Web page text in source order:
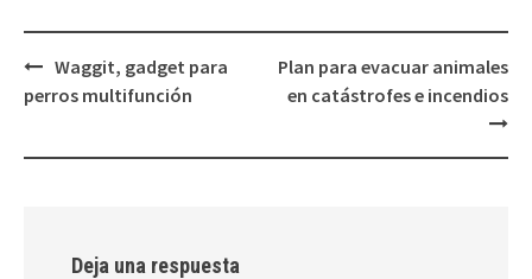
Navegación
de
Waggit, gadget para
perros multifunción
Plan para evacuar animales
en catástrofes e incendios
Deja una respuesta